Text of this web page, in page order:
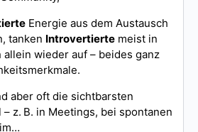
Energie aus dem Austausch
tanken Introvertierte meist in
wieder auf – beides ganz
aber oft die sichtbarsten
z. B. in Meetings, bei spontanen